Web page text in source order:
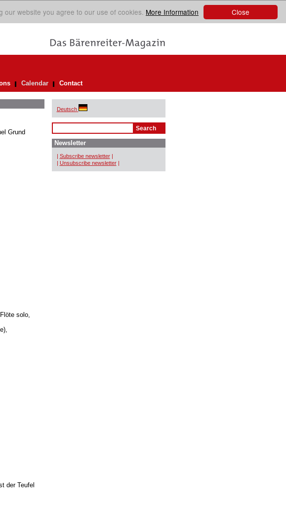
Close
our website you agree to our use of cookies. More Information
Calendar Contact
Grund
solo,
der Teufel
Deutsch
Newsletter
| Subscribe newsletter |
| Unsubscribe newsletter |